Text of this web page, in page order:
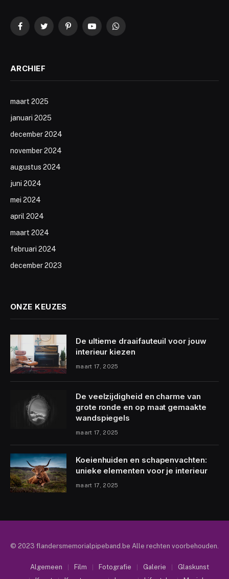
FacebookTwitterPinterestYouTubeWhatsApp
ARCHIEF
maart 2025
januari 2025
december 2024
november 2024
augustus 2024
juni 2024
mei 2024
april 2024
maart 2024
februari 2024
december 2023
ONZE KEUZES
De ultieme draaifauteuil voor jouw
interieur kiezen
maart 17, 2025
De veelzijdigheid en charme van
grote ronde en op maat gemaakte
wandspiegels
maart 17, 2025
Koeienhuiden en schapenvachten:
unieke elementen voor je interieur
maart 17, 2025
© 2023 flandersmemorialpipeband.be Alle rechten voorbehouden.
Algemeen Film Fotografie Galerie
Glaskunst